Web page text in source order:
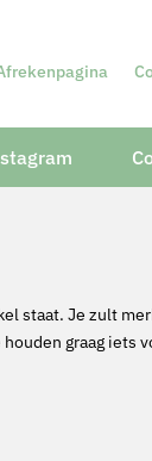
staat. Je zult
graag iets